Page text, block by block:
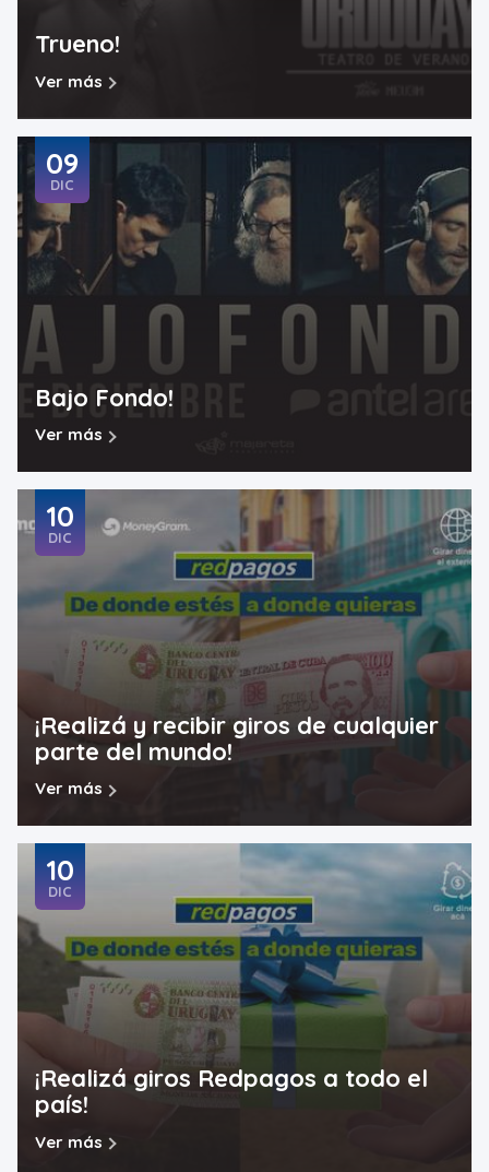
Trueno!
Ver más
Bajo Fondo!
Ver más
09
DIC
¡Realizá y recibir giros de cualquier
parte del mundo!
Ver más
10
DIC
¡Realizá giros Redpagos a todo el
país!
Ver más
10
DIC